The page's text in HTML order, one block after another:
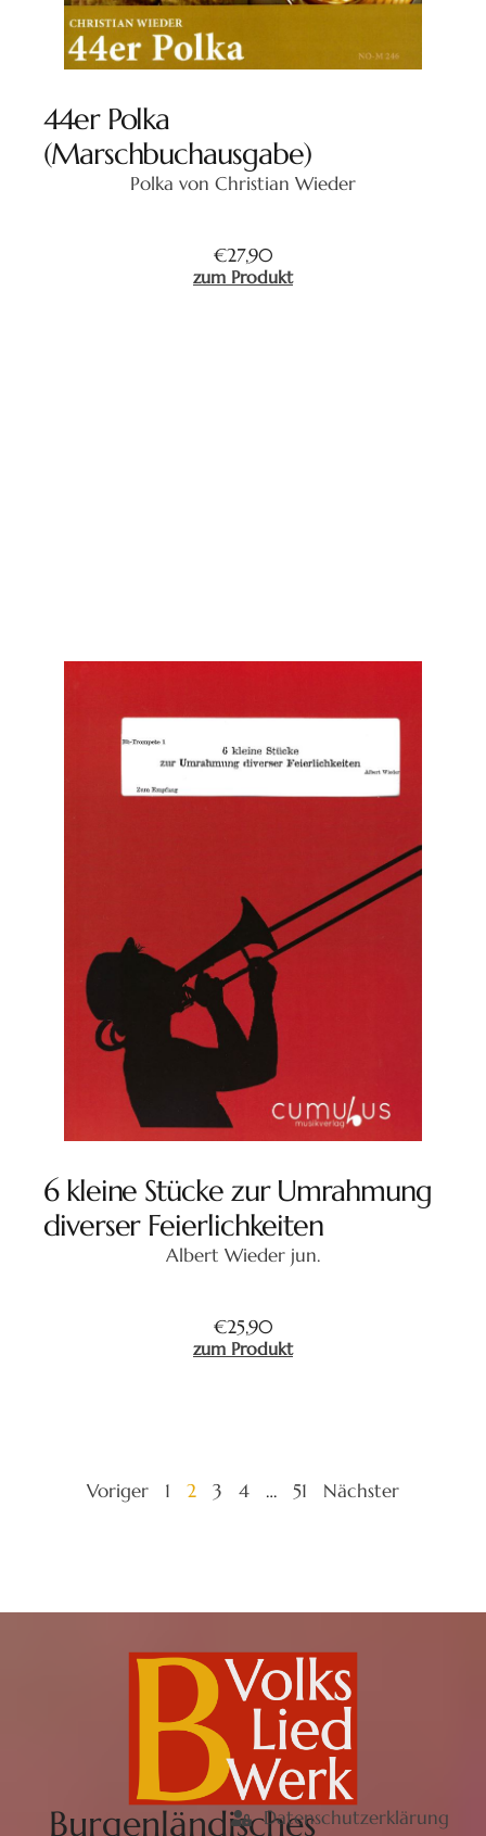
44er Polka
(Marschbuchausgabe)
Polka von Christian Wieder
€27,90
zum Produkt
6 kleine Stücke zur Umrahmung
diverser Feierlichkeiten
Albert Wieder jun.
€25,90
zum Produkt
Voriger 1 2 3 4 … 51 Nächster
BurgenländischesDatenschutzerklärung